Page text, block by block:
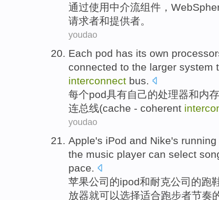
通过使用中介流组件 ，
请求者和提供者。
youdao
Each pod has its own
connected to the larger system
interconnect bus.
每个pod具有自己的处理器和内存
连总线(cache - coherent
youdao
Apple's iPod and Nike's running
the music player can select
pace.
苹果公司 的ipod和耐克公司 的跑
放器就可以选择适合跑步者节奏